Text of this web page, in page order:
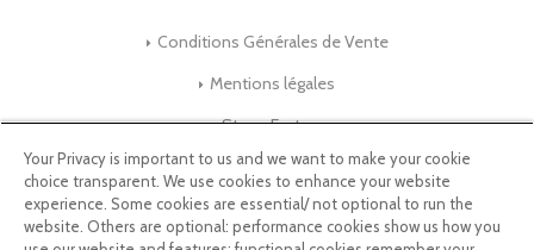
Conditions Générales de Vente
Mentions légales
Store-Factory
Qui Sommes nous ?
Parrainage
Your Privacy is important to us and we want to make your cookie
choice transparent. We use cookies to enhance your website
experience. Some cookies are essential/ not optional to run the
website. Others are optional: performance cookies show us how you